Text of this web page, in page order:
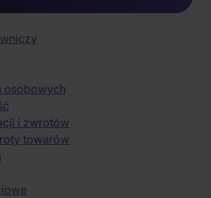
osobowych
i zwrotów
towarów